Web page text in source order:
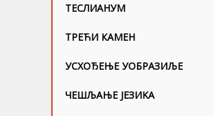
ТЕСЛИАНУМ
ТРЕЋИ КАМЕН
УСХОЂЕЊЕ УОБРАЗИЉЕ
ЧЕШЉАЊЕ ЈЕЗИKА